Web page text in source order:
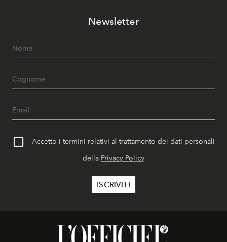
Newsletter
Accetto i termini relativi al trattamento dei dati personali
della Privacy Policy